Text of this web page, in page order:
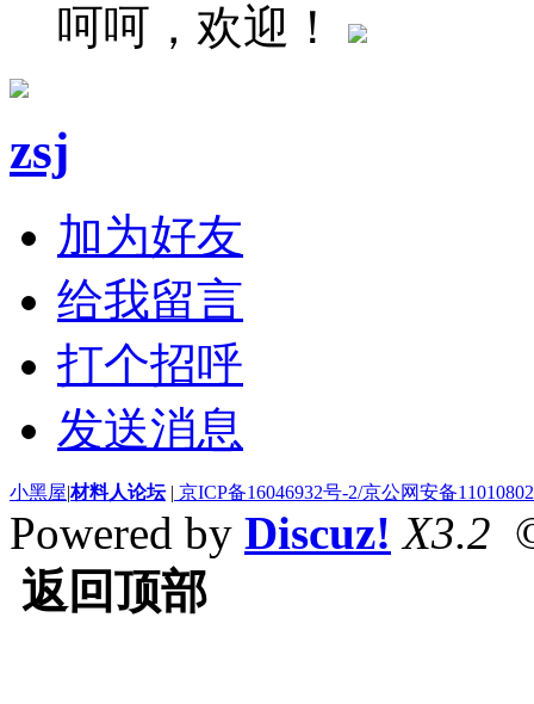
呵呵，欢迎！
zsj
加为好友
给我留言
打个招呼
发送消息
小黑屋|材料人论坛 | 京ICP备16046932号-2/京公网安备
Powered by Discuz! X3.2
返回顶部